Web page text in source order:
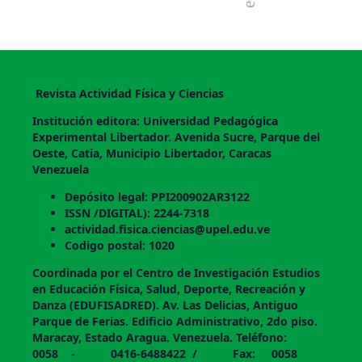
Revista Actividad Física y Ciencias
Institución editora: Universidad Pedagógica
Experimental Libertador. Avenida Sucre, Parque del
Oeste, Catia, Municipio Libertador, Caracas
Venezuela
Depósito legal: PPI200902AR3122
ISSN /DIGITAL): 2244-7318
actividad.fisica.ciencias@upel.edu.ve
Codigo postal: 1020
Coordinada por el Centro de Investigación Estudios
en Educación Física, Salud, Deporte, Recreación y
Danza (EDUFISADRED). Av. Las Delicias, Antiguo
Parque de Ferias. Edificio Administrativo, 2do piso.
Maracay, Estado Aragua. Venezuela. Teléfono:
0058 - 0416-6488422 / Fax: 0058